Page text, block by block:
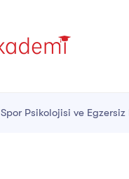
Spor Psikolojisi ve Egzersiz